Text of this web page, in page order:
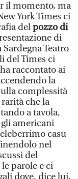
il momento, ma
York Times ci
delpozzo di
di
Teatro
del Times ci
raccontato ai
la
complessità
che la
a tavola,
gli americani
casu
nel
del
parole e ci
dove, dice lui,